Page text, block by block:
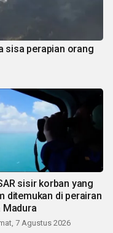
sisa perapian orang
sisir korban yang
ditemukan di perairan
Madura
7 Agustus 2026